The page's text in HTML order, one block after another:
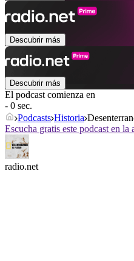
Descubrir más
Descubrir más
El podcast comienza en
- 0 sec.
Podcasts Historia
Escucha gratis este podcast en la
radio.net